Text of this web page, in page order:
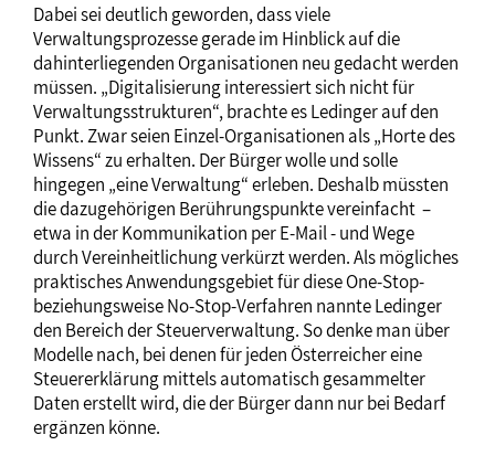
Dabei sei deutlich geworden, dass viele
Verwaltungsprozesse gerade im Hinblick auf die
dahinterliegenden Organisationen neu gedacht werden
müssen. „Digitalisierung interessiert sich nicht für
Verwaltungsstrukturen“, brachte es Ledinger auf den
Punkt. Zwar seien Einzel-Organisationen als „Horte des
Wissens“ zu erhalten. Der Bürger wolle und solle
hingegen „eine Verwaltung“ erleben. Deshalb müssten
die dazugehörigen Berührungspunkte vereinfacht –
etwa in der Kommunikation per E-Mail - und Wege
durch Vereinheitlichung verkürzt werden. Als mögliches
praktisches Anwendungsgebiet für diese One-Stop-
beziehungsweise No-Stop-Verfahren nannte Ledinger
den Bereich der Steuerverwaltung. So denke man über
Modelle nach, bei denen für jeden Österreicher eine
Steuererklärung mittels automatisch gesammelter
Daten erstellt wird, die der Bürger dann nur bei Bedarf
ergänzen könne.